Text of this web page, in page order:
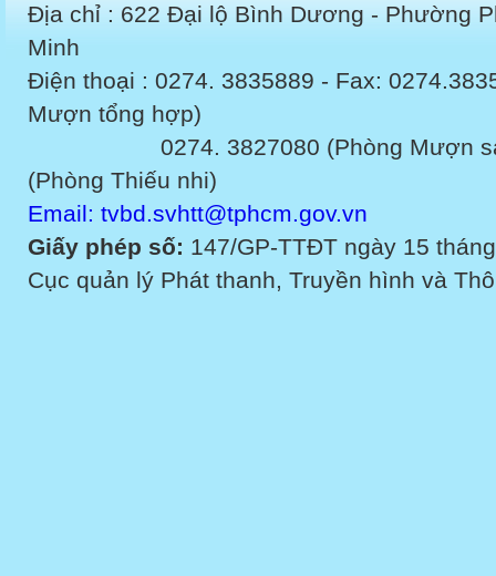
Địa chỉ : 622 Đại lộ Bình Dương - Phường
Minh
Điện thoại : 0274. 3835889 - Fax:
Mượn tổng hợp)
0274. 3827080 (Phòng Mượn sách
(Phòng Thiếu nhi)
Email: tvbd.svhtt@tphcm.gov.vn
Giấy phép số: 147/GP-TTĐT ngày 15
Cục quản lý Phát thanh, Truyền hình và